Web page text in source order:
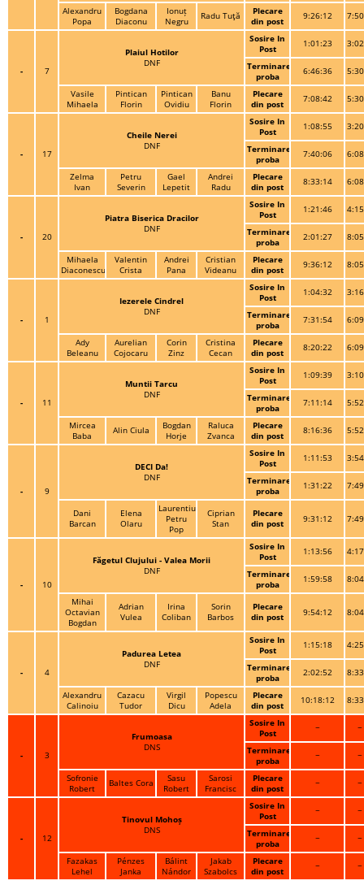
Alexandru
Popa
Bogdana
Diaconu
Ionuț
Negru
Radu Tuţă
Plecare
din post
9:26:12
- 7
Plaiul Hotilor
DNF
Sosire In
Post
1:01:23
Terminare
proba
6:46:36
Vasile
Mihaela
Pintican
Florin
Pintican
Ovidiu
Banu
Florin
Plecare
din post
7:08:42
- 17
Cheile Nerei
DNF
Sosire In
Post
1:08:55
Terminare
proba
7:40:06
Zelma
Ivan
Petru
Severin
Gael
Lepetit
Andrei
Radu
Plecare
din post
8:33:14
- 20
Piatra Biserica Dracilor
DNF
Sosire In
Post
1:21:46
Terminare
proba
2:01:27
Mihaela
Diaconescu
Valentin
Crista
Andrei
Pana
Cristian
Videanu
Plecare
din post
9:36:12
- 1
Iezerele Cindrel
DNF
Sosire In
Post
1:04:32
Terminare
proba
7:31:54
Ady
Beleanu
Aurelian
Cojocaru
Corin
Zinz
Cristina
Cecan
Plecare
din post
8:20:22
- 11
Muntii Tarcu
DNF
Sosire In
Post
1:09:39
Terminare
proba
7:11:14
Mircea
Baba
Alin Ciula
Bogdan
Horje
Raluca
Zvanca
Plecare
din post
8:16:36
- 9
DECI Da!
DNF
Sosire In
Post
1:11:53
Terminare
proba
1:31:22
Dani
Barcan
Elena
Olaru
Laurentiu
Petru
Pop
Ciprian
Stan
Plecare
din post
9:31:12
- 10
Făgetul Clujului - Valea Morii
DNF
Sosire In
Post
1:13:56
Terminare
proba
1:59:58
Mihai
Octavian
Bogdan
Adrian
Vulea
Irina
Coliban
Sorin
Barbos
Plecare
din post
9:54:12
- 4
Padurea Letea
DNF
Sosire In
Post
1:15:18
Terminare
proba
2:02:52
Alexandru
Calinoiu
Cazacu
Tudor
Virgil
Dicu
Popescu
Adela
Plecare
din post
10:18:12
- 3
Frumoasa
DNS
Sosire In
Post
~ ~
Terminare
proba
~ ~
Sofronie
Robert
Baltes Cora
Sasu
Robert
Sarosi
Francisc
Plecare
din post
~ ~
- 12
Tinovul Mohoș
DNS
Sosire In
Post
~ ~
Terminare
proba
~ ~
Fazakas
Lehel
Pénzes
Janka
Bálint
Nándor
Jakab
Szabolcs
Plecare
din post
~ ~